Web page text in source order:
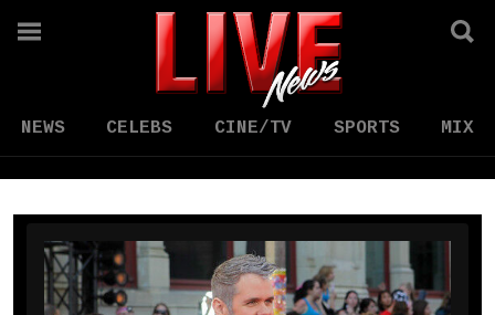
NEWS CELEBS CINE/TV SPORTS MIX